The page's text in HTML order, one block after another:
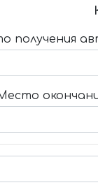
получения